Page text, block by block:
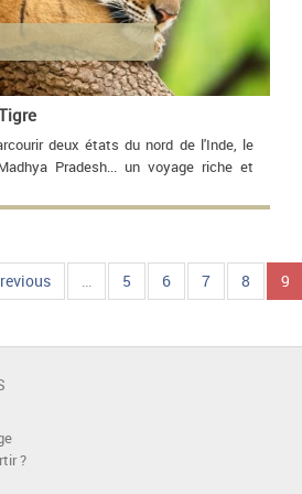
deux états du nord de l'Inde, le
Pradesh... un voyage riche et
… 5 6 7 8 9
?